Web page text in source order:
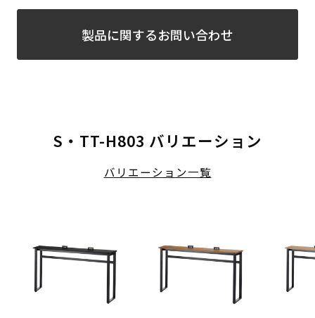
製品に関するお問い合わせ
S・TT-H803 バリエーション
バリエーション一覧